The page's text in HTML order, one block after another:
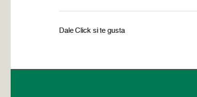
Dale Click si te gusta